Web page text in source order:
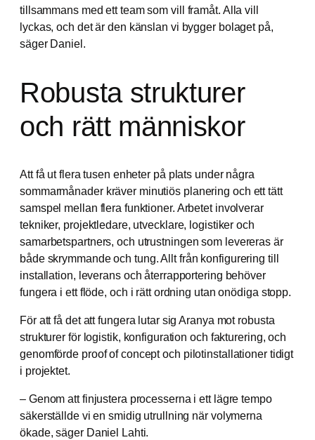
tillsammans med ett team som vill framåt. Alla vill
lyckas, och det är den känslan vi bygger bolaget på,
säger Daniel.
Robusta strukturer
och rätt människor
Att få ut flera tusen enheter på plats under några
sommarmånader kräver minutiös planering och ett tätt
samspel mellan flera funktioner. Arbetet involverar
tekniker, projektledare, utvecklare, logistiker och
samarbetspartners, och utrustningen som levereras är
både skrymmande och tung. Allt från konfigurering till
installation, leverans och återrapportering behöver
fungera i ett flöde, och i rätt ordning utan onödiga stopp.
För att få det att fungera lutar sig Aranya mot robusta
strukturer för logistik, konfiguration och fakturering, och
genomförde proof of concept och pilotinstallationer tidigt
i projektet.
– Genom att finjustera processerna i ett lägre tempo
säkerställde vi en smidig utrullning när volymerna
ökade, säger Daniel Lahti.